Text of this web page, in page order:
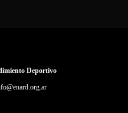
Deportivo